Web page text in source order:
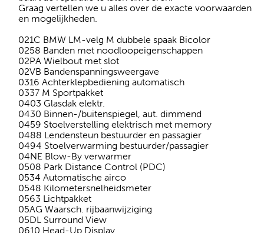
Graag vertellen we u alles over de exacte voorwaarden
en mogelijkheden.
021C BMW LM-velg M dubbele spaak Bicolor
0258 Banden met noodloopeigenschappen
02PA Wielbout met slot
02VB Bandenspanningsweergave
0316 Achterklepbediening automatisch
0337 M Sportpakket
0403 Glasdak elektr.
0430 Binnen-/buitenspiegel, aut. dimmend
0459 Stoelverstelling elektrisch met memory
0488 Lendensteun bestuurder en passagier
0494 Stoelverwarming bestuurder/passagier
04NE Blow-By verwarmer
0508 Park Distance Control (PDC)
0534 Automatische airco
0548 Kilometersnelheidsmeter
0563 Lichtpakket
05AG Waarsch. rijbaanwijziging
05DL Surround View
0610 Head-Up Display